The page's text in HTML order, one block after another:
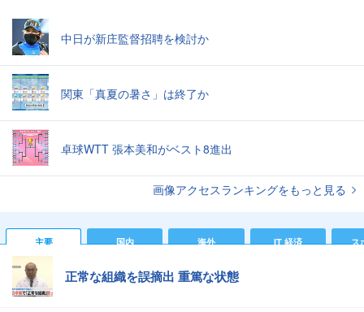
中日が新庄監督招聘を検討か
関東「真夏の暑さ」は終了か
卓球WTT 張本美和がベスト8進出
画像アクセスランキングをもっと見る
主要 国内 海外 IT 経済 ス
正常な組織を誤摘出 重篤な状態